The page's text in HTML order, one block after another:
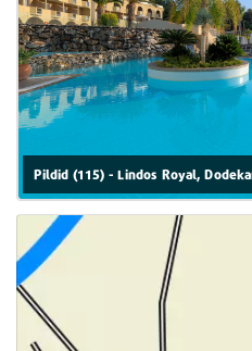
Pildid (115) - Lindos Royal,